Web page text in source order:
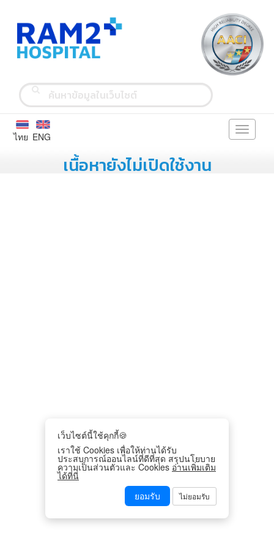
เว็บไซต์นี้ใช้คุกกี้🍪
เราใช้ Cookies เพื่อให้ท่านได้รับ
ประสบการณ์ออนไลน์ที่ดีที่สุด สรุปนโยบาย
ความเป็นส่วนตัวและ Cookies อ่านเพิ่มเติม
ได้ที่นี่
ยอมรับ
ไม่ยอมรับ
ENG
ไทย
Toggle
เนื้อหายังไม่เปิดใช้งาน